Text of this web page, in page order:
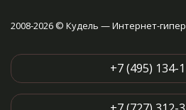
2008-2026 © Кудель — Интернет-
+7 (495) 134-